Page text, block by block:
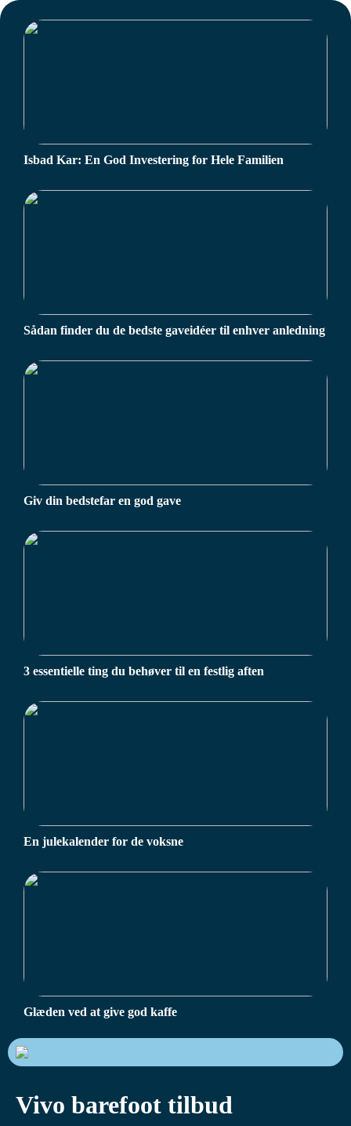
Isbad Kar: En God Investering for Hele Familien
Sådan finder du de bedste gaveidéer til enhver anledning
Giv din bedstefar en god gave
3 essentielle ting du behøver til en festlig aften
En julekalender for de voksne
Glæden ved at give god kaffe
Vivo barefoot tilbud